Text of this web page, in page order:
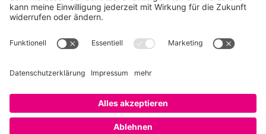
Impressum
Cookie-Richtlinie (EU)